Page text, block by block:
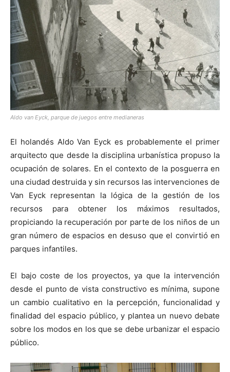
Aldo van Eyck, parque de juegos entre medianeras
El holandés Aldo Van Eyck es probablemente el primer
arquitecto que desde la disciplina urbanística propuso la
ocupación de solares. En el contexto de la posguerra en
una ciudad destruida y sin recursos las intervenciones de
Van Eyck representan la lógica de la gestión de los
recursos para obtener los máximos resultados,
propiciando la recuperación por parte de los niños de un
gran número de espacios en desuso que el convirtió en
parques infantiles.
El bajo coste de los proyectos, ya que la intervención
desde el punto de vista constructivo es mínima, supone
un cambio cualitativo en la percepción, funcionalidad y
finalidad del espacio público, y plantea un nuevo debate
sobre los modos en los que se debe urbanizar el espacio
público.